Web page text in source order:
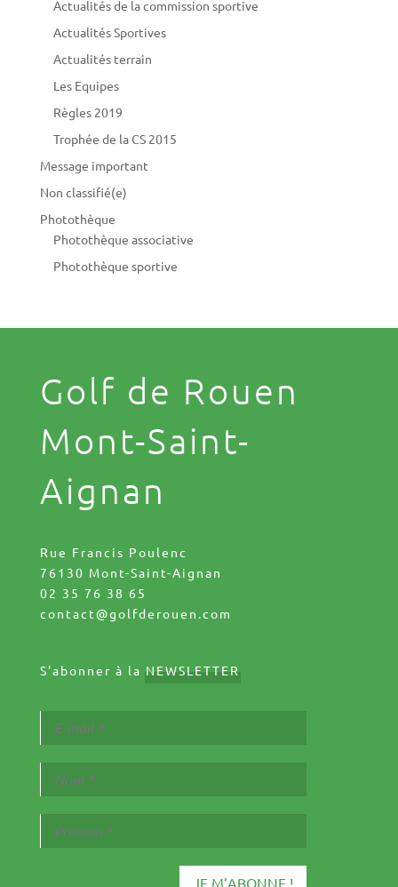
Actualités de la commission sportive
Actualités Sportives
Actualités terrain
Les Equipes
Règles 2019
Trophée de la CS 2015
Message important
Non classifié(e)
Photothèque
Photothèque associative
Photothèque sportive
Golf de Rouen
Mont-Saint-
Aignan
Rue Francis Poulenc
76130 Mont-Saint-Aignan
02 35 76 38 65
contact@golfderouen.com
S'abonner à la NEWSLETTER